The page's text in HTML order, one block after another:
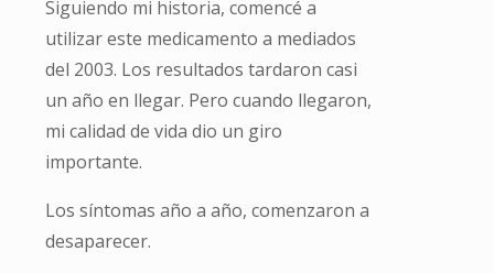
Siguiendo mi historia, comencé a
utilizar este medicamento a mediados
del 2003. Los resultados tardaron casi
un año en llegar. Pero cuando llegaron,
mi calidad de vida dio un giro
importante.
Los síntomas año a año, comenzaron a
desaparecer.